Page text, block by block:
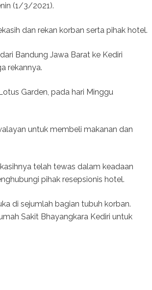
(1/3/2021).
dan rekan korban serta pihak hotel.
Bandung Jawa Barat ke Kediri
rekannya.
Garden, pada hari Minggu
untuk membeli makanan dan
telah tewas dalam keadaan
pihak resepsionis hotel.
di sejumlah bagian tubuh korban.
Sakit Bhayangkara Kediri untuk